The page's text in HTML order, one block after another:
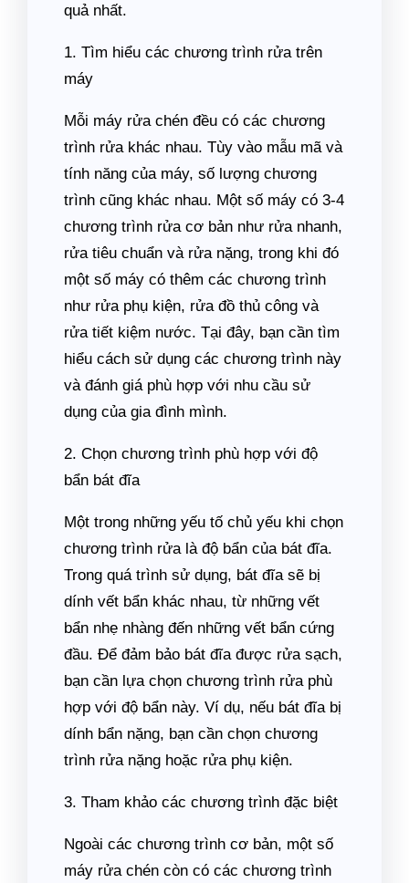
quả nhất.
1. Tìm hiểu các chương trình rửa trên
máy
Mỗi máy rửa chén đều có các chương
trình rửa khác nhau. Tùy vào mẫu mã và
tính năng của máy, số lượng chương
trình cũng khác nhau. Một số máy có 3-4
chương trình rửa cơ bản như rửa nhanh,
rửa tiêu chuẩn và rửa nặng, trong khi đó
một số máy có thêm các chương trình
như rửa phụ kiện, rửa đồ thủ công và
rửa tiết kiệm nước. Tại đây, bạn cần tìm
hiểu cách sử dụng các chương trình này
và đánh giá phù hợp với nhu cầu sử
dụng của gia đình mình.
2. Chọn chương trình phù hợp với độ
bẩn bát đĩa
Một trong những yếu tố chủ yếu khi chọn
chương trình rửa là độ bẩn của bát đĩa.
Trong quá trình sử dụng, bát đĩa sẽ bị
dính vết bẩn khác nhau, từ những vết
bẩn nhẹ nhàng đến những vết bẩn cứng
đầu. Để đảm bảo bát đĩa được rửa sạch,
bạn cần lựa chọn chương trình rửa phù
hợp với độ bẩn này. Ví dụ, nếu bát đĩa bị
dính bẩn nặng, bạn cần chọn chương
trình rửa nặng hoặc rửa phụ kiện.
3. Tham khảo các chương trình đặc biệt
Ngoài các chương trình cơ bản, một số
máy rửa chén còn có các chương trình